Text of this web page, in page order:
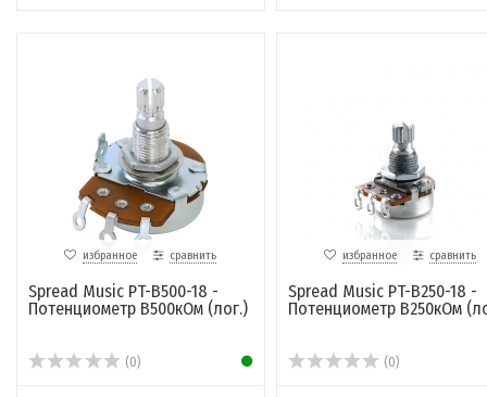
избранное сравнить
Spread Music PT-B500-18 -
Потенциометр B500кОм (лог.)
(0)
избранное сравнить
Spread Music PT-B250-18 -
Потенциометр B250кОм
(0)